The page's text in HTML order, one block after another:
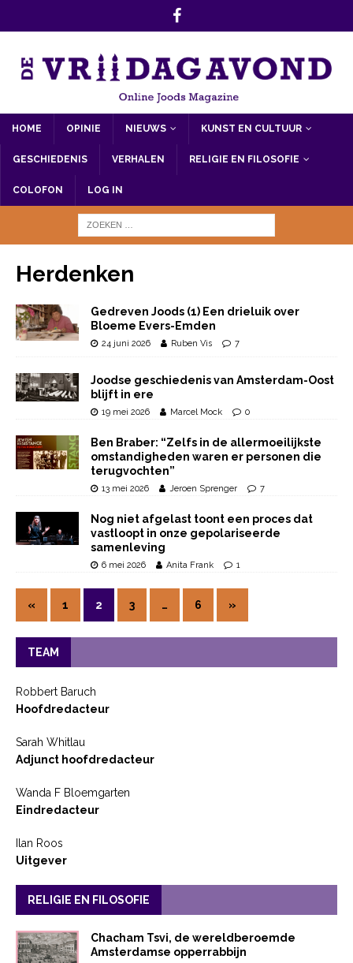
HOME OPINIE NIEUWS KUNST EN CULTUUR
GESCHIEDENIS VERHALEN RELIGIE EN FILOSOFIE
COLOFON LOG IN
Herdenken
Gedreven Joods (1) Een drieluik over
Bloeme Evers-Emden
24 juni 2026 Ruben Vis 7
Joodse geschiedenis van Amsterdam-Oost
blijft in ere
19 mei 2026 Marcel Mock 0
Ben Braber: “Zelfs in de allermoeilijkste
omstandigheden waren er personen die
terugvochten”
13 mei 2026 Jeroen Sprenger 7
Nog niet afgelast toont een proces dat
vastloopt in onze gepolariseerde
samenleving
6 mei 2026 Anita Frank 1
« 1 2 3 … 6 »
TEAM
Robbert Baruch
Hoofdredacteur
Sarah Whitlau
Adjunct hoofdredacteur
Wanda F Bloemgarten
Eindredacteur
Ilan Roos
Uitgever
RELIGIE EN FILOSOFIE
Chacham Tsvi, de wereldberoemde
Amsterdamse opperrabbijn